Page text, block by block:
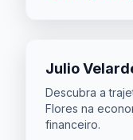
Julio
Descubra a
Flores na
financeiro.